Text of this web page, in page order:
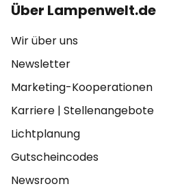
Über Lampenwelt.de
Wir über uns
Newsletter
Marketing-Kooperationen
Karriere | Stellenangebote
Lichtplanung
Gutscheincodes
Newsroom